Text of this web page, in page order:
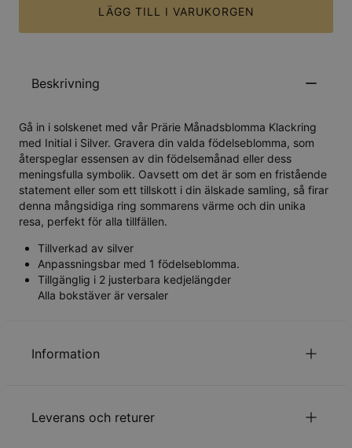
LÄGG TILL I VARUKORGEN
Beskrivning
Gå in i solskenet med vår Prärie Månadsblomma Klackring
med Initial i Silver. Gravera din valda födelseblomma, som
återspeglar essensen av din födelsemånad eller dess
meningsfulla symbolik. Oavsett om det är som en fristående
statement eller som ett tillskott i din älskade samling, så firar
denna mångsidiga ring sommarens värme och din unika
resa, perfekt för alla tillfällen.
Tillverkad av silver
Anpassningsbar med 1 födelseblomma.
Tillgänglig i 2 justerbara kedjelängder
Alla bokstäver är versaler
Information
Mått
12.7mm
Leverans och returer